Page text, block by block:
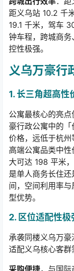
距义乌站 10.2 千
19.1 千米，驾车
钟车程，跨城商
控性极强。
义乌万豪行
1. 长三角超高性
公寓最核心的亮
豪行政公寓中的「
价格， 远低于杭州
高端公寓品类中
大可达 198 平米
是单人商务长住
间，空间利用率
型优势。
2. 区位适配性
承袭同楼义乌万
适配义乌核心客群
采购便捷，与国